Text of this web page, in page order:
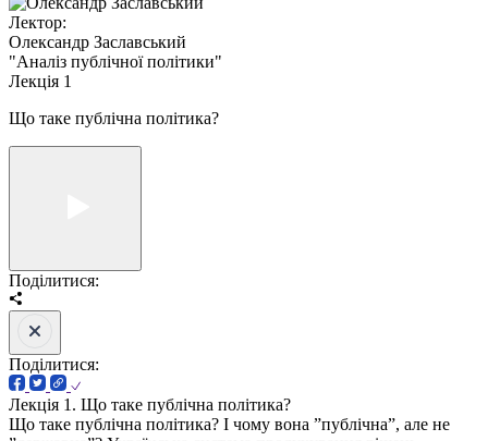
Лектор:
Олександр Заславський
"Аналіз публічної політики"
Лекція 1
Що таке публічна політика?
Поділитися:
Поділитися:
Лекція 1. Що таке публічна політика?
Що таке публічна політика? І чому вона ”публічна”, але не